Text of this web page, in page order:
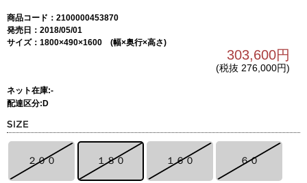
商品コード：2100000453870
発売日：2018/05/01
サイズ：1800×490×1600 (幅×奥行×高さ)
303,600円
(税抜 276,000円)
ネット在庫:-
配達区分:D
２００ １８０ １６０ ６０